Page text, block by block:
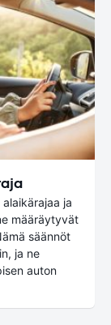
ja
määräytyvät
säännöt
ja ne
auton